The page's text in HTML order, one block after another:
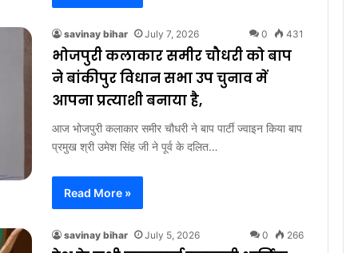
savinay bihar July 7, 2026 0 431
भोजपुरी कलाकार समीर चौधरी को बाप
ने बांकीपुर विधान सभा उप चुनाव में
आपना प्रत्याशी बनाया है,
आज भोजपुरी कलाकार समीर चौधरी ने बाप पार्टी ज्वाइन किया बाप
प्रमुख श्री उमेश सिंह जी ने पूर्व के दलित…
Read More »
savinay bihar July 5, 2026 0 266